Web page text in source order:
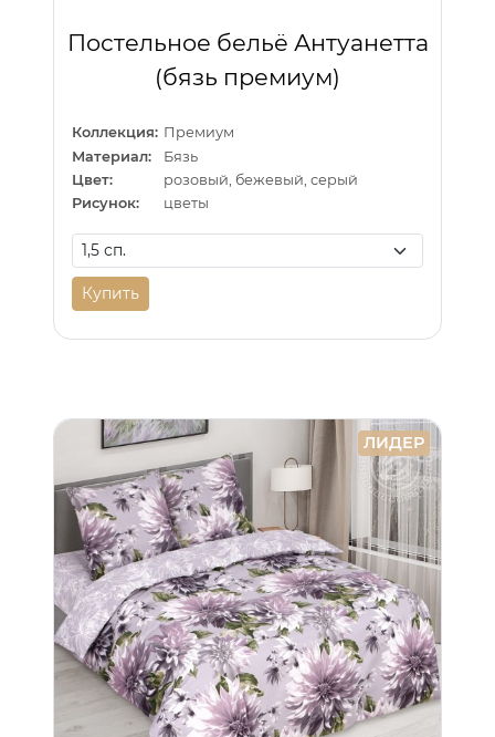
Постельное бельё Антуанетта
(бязь премиум)
Коллекция: Премиум
Материал:
Бязь
Цвет:
розовый, бежевый, серый
Рисунок:
цветы
Купить
ЛИДЕР